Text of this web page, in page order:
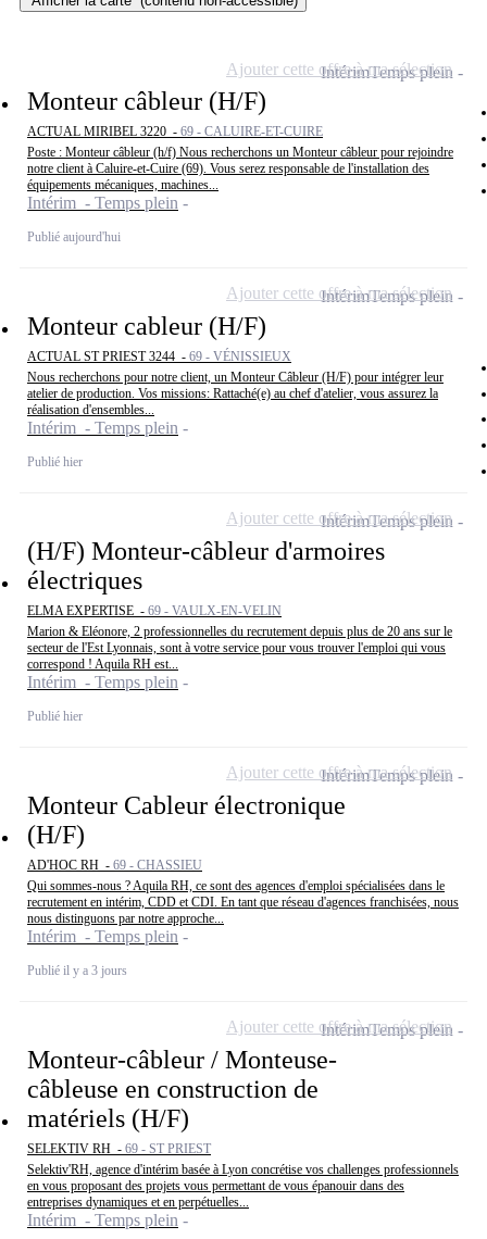
Monteur câbleur (H/F)
ACTUAL MIRIBEL 3220 - 69 - CALUIRE-ET-CUIRE
Poste : Monteur câbleur (h/f) Nous recherchons un Monteur câbleur pour rejoindre
notre client à Caluire-et-Cuire (69). Vous serez responsable de l'installation des
équipements mécaniques, machines...
Intérim - Temps plein
Publié aujourd'hui
IntérimTemps plein
Ajouter cette offre à ma sélection
Monteur cableur (H/F)
ACTUAL ST PRIEST 3244 - 69 - VÉNISSIEUX
Nous recherchons pour notre client, un Monteur Câbleur (H/F) pour intégrer leur
atelier de production. Vos missions: Rattaché(e) au chef d'atelier, vous assurez la
réalisation d'ensembles...
Intérim - Temps plein
Publié hier
IntérimTemps plein
Ajouter cette offre à ma sélection
(H/F) Monteur-câbleur d'armoires
électriques
ELMA EXPERTISE - 69 - VAULX-EN-VELIN
Marion & Eléonore, 2 professionnelles du recrutement depuis plus de 20 ans sur le
secteur de l'Est Lyonnais, sont à votre service pour vous trouver l'emploi qui vous
correspond ! Aquila RH est...
Intérim - Temps plein
Publié hier
IntérimTemps plein
Ajouter cette offre à ma sélection
Monteur Cableur électronique
(H/F)
AD'HOC RH - 69 - CHASSIEU
Qui sommes-nous ? Aquila RH, ce sont des agences d'emploi spécialisées dans le
recrutement en intérim, CDD et CDI. En tant que réseau d'agences franchisées, nous
nous distinguons par notre approche...
Intérim - Temps plein
Publié il y a 3 jours
IntérimTemps plein
Ajouter cette offre à ma sélection
Monteur-câbleur / Monteuse-
câbleuse en construction de
matériels (H/F)
SELEKTIV RH - 69 - ST PRIEST
Selektiv'RH, agence d'intérim basée à Lyon concrétise vos challenges professionnels
en vous proposant des projets vous permettant de vous épanouir dans des
entreprises dynamiques et en perpétuelles...
Intérim - Temps plein
IntérimTemps plein
Ajouter cette offre à ma sélection